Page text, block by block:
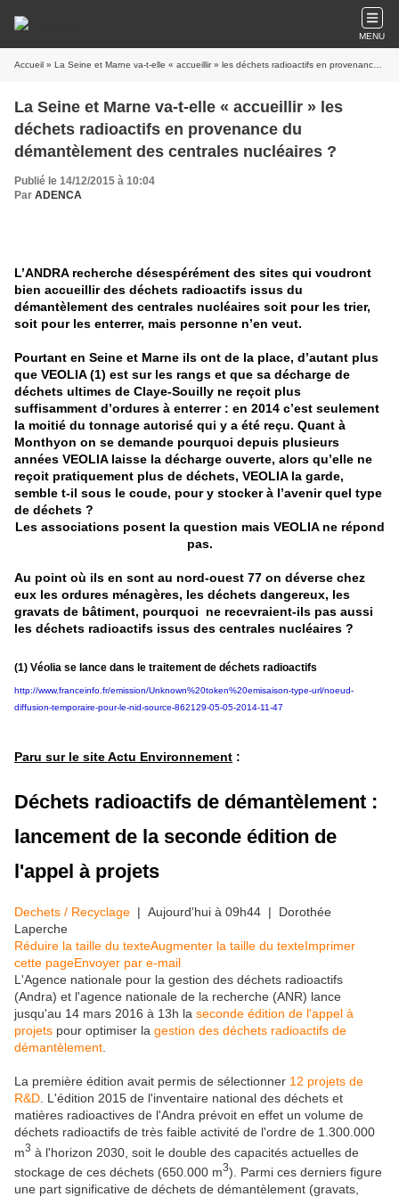
MENU
Accueil » La Seine et Marne va-t-elle « accueillir » les déchets radioactifs en provenance du démantèlement des centrales nucléaires ?
La Seine et Marne va-t-elle « accueillir » les
déchets radioactifs en provenance du
démantèlement des centrales nucléaires ?
Publié le 14/12/2015 à 10:04
Par ADENCA
L’ANDRA recherche désespérément des sites qui voudront
bien accueillir des déchets radioactifs issus du
démantèlement des centrales nucléaires soit pour les trier,
soit pour les enterrer, mais personne n’en veut.
Pourtant en Seine et Marne ils ont de la place, d’autant plus
que VEOLIA (1) est sur les rangs et que sa décharge de
déchets ultimes de Claye-Souilly ne reçoit plus
suffisamment d’ordures à enterrer : en 2014 c’est seulement
la moitié du tonnage autorisé qui y a été reçu. Quant à
Monthyon on se demande pourquoi depuis plusieurs
années VEOLIA laisse la décharge ouverte, alors qu’elle ne
reçoit pratiquement plus de déchets, VEOLIA la garde,
semble t-il sous le coude, pour y stocker à l’avenir quel type
de déchets ?
Les associations posent la question mais VEOLIA ne répond
pas.
Au point où ils en sont au nord-ouest 77 on déverse chez
eux les ordures ménagères, les déchets dangereux, les
gravats de bâtiment, pourquoi ne recevraient-ils pas aussi
les déchets radioactifs issus des centrales nucléaires ?
(1) Véolia se lance dans le traitement de déchets radioactifs
http://www.franceinfo.fr/emission/Unknown%20token%20emisaison-type-url/noeud-
diffusion-temporaire-pour-le-nid-source-862129-05-05-2014-11-47
Paru sur le site Actu Environnement :
Déchets radioactifs de démantèlement :
lancement de la seconde édition de
l'appel à projets
Dechets / Recyclage | Aujourd'hui à 09h44 | Dorothée
Laperche
Réduire la taille du texteAugmenter la taille du texteImprimer
cette pageEnvoyer par e-mail
L'Agence nationale pour la gestion des déchets radioactifs
(Andra) et l'agence nationale de la recherche (ANR) lance
jusqu'au 14 mars 2016 à 13h la seconde édition de l'appel à
projets pour optimiser la gestion des déchets radioactifs de
démantèlement
La première édition avait permis de sélectionner 12 projets de
R&D . L'édition 2015 de l'inventaire national des déchets et
matières radioactives de l'Andra prévoit en effet un volume de
déchets radioactifs de très faible activité de l'ordre de 1.300.000
m3 à l'horizon 2030, soit le double des capacités actuelles de
stockage de ces déchets (650.000 m3). Parmi ces derniers figure
une part significative de déchets de démantèlement (gravats,